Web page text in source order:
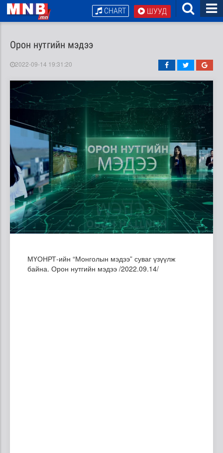
ШУУД
CHART
Орон нутгийн мэдээ
2022-09-14 19:31:20
МҮОНРТ-ийн “Монголын мэдээ” суваг үзүүлж
байна. Орон нутгийн мэдээ /2022.09.14/